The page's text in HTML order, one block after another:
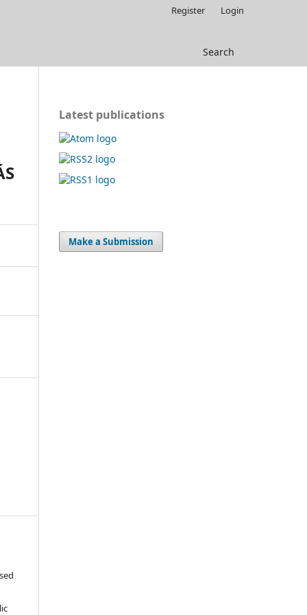
Search
Register Login
Latest publications
Make a Submission